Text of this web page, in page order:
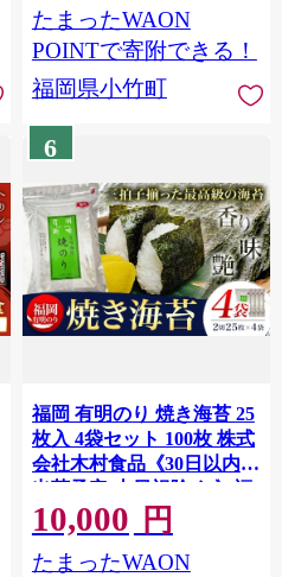
たまったWAON
POINTで寄附できる！
福岡県小竹町
6
福岡 有明のり 焼き海苔 25
枚入 4袋セット 100枚 株式
会社木村食品《30日以内に
出荷予定(土日祝除く)》福
岡県 小竹町 有明のり 有明
海 焼き海苔 海苔 包装 おむ
すび 風味 うま味
10,000 円
たまったWAON